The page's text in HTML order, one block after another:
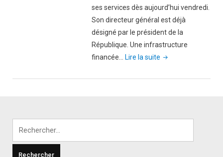
ses services dès aujourd’hui vendredi.
Son directeur général est déjà
désigné par le président de la
République. Une infrastructure
financée…
Lire la suite "Comores:
Bambao
ses
dès